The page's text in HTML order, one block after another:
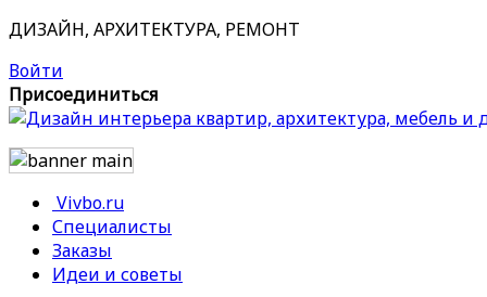
ДИЗАЙН, АРХИТЕКТУРА, РЕМОНТ
Войти
Присоединиться
Vivbo.ru
Специалисты
Заказы
Идеи и советы